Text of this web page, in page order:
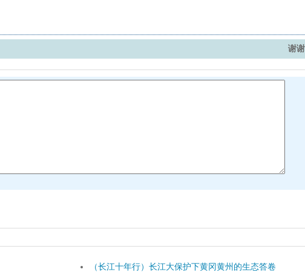
谢
（长江十年行）长江大保护下黄冈黄州的生态答卷